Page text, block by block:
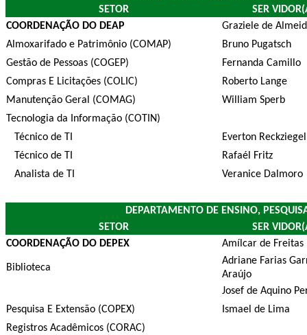
SETOR
SER
COORDENAÇÃO DO DEAP
Graziele de
Almoxarifado e Patrimônio (COMAP)
Bruno Pugatsch
Gestão de Pessoas (COGEP)
Fernanda Camillo
Compras E Licitações (COLIC)
Roberto Lange
Manutenção Geral (COMAG)
William Sperb
Tecnologia da Informação (COTIN)
Técnico de TI
Everton Reckziegel
Técnico de TI
Rafaél Fritz
Analista de TI
Veranice Dalmoro
DEPARTAMENTO DE ENSINO,
SETOR
SER
COORDENAÇÃO DO DEPEX
Amílcar de Freitas
Biblioteca
Adriane Farias
Araújo
Josef de Aquino
Pesquisa E Extensão (COPEX)
Ismael de Lima
Registros Acadêmicos (CORAC)